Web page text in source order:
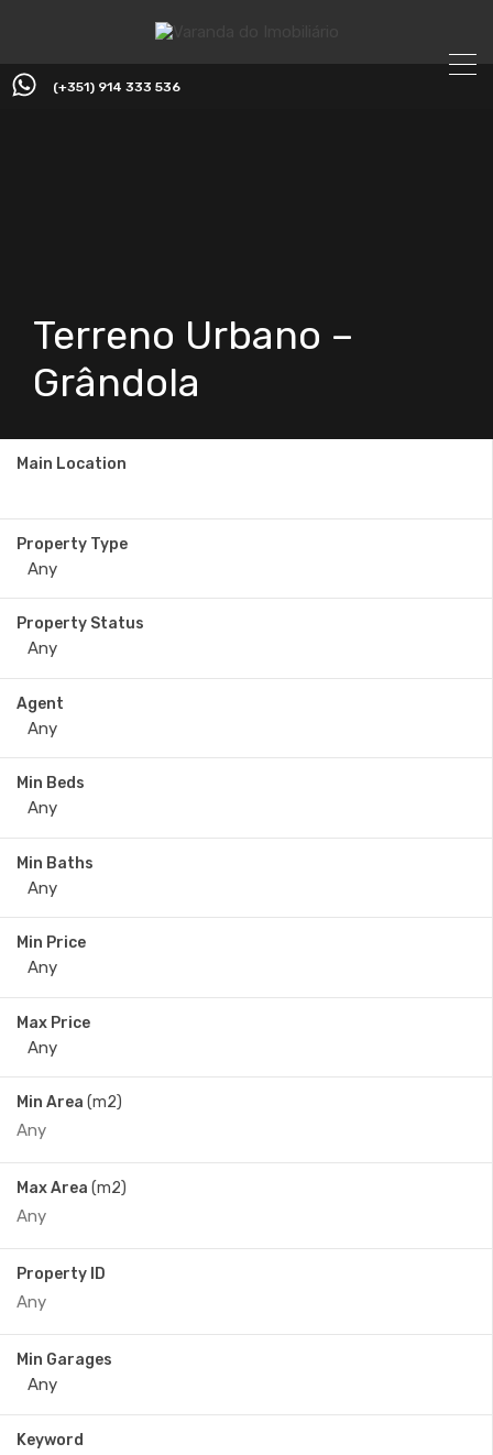
(+351) 914 333 536
Terreno Urbano –
Grândola
Main Location
Property Type
Property Status
Agent
Min Beds
Min Baths
Min Price
Max Price
Min Area (m2)
Max Area (m2)
Property ID
Min Garages
Keyword